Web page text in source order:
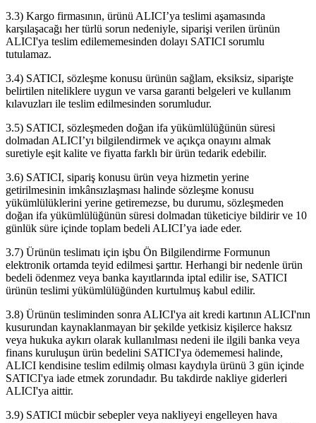
3.3) Kargo firmasının, ürünü ALICI’ya teslimi aşamasında
karşılaşacağı her türlü sorun nedeniyle, siparişi verilen ürünün
ALICI'ya teslim edilememesinden dolayı SATICI sorumlu
tutulamaz.
3.4) SATICI, sözleşme konusu ürünün sağlam, eksiksiz, siparişte
belirtilen niteliklere uygun ve varsa garanti belgeleri ve kullanım
kılavuzları ile teslim edilmesinden sorumludur.
3.5) SATICI, sözleşmeden doğan ifa yükümlülüğünün süresi
dolmadan ALICI’yı bilgilendirmek ve açıkça onayını almak
suretiyle eşit kalite ve fiyatta farklı bir ürün tedarik edebilir.
3.6) SATICI, sipariş konusu ürün veya hizmetin yerine
getirilmesinin imkânsızlaşması halinde sözleşme konusu
yükümlülüklerini yerine getiremezse, bu durumu, sözleşmeden
doğan ifa yükümlülüğünün süresi dolmadan tüketiciye bildirir ve 10
günlük süre içinde toplam bedeli ALICI’ya iade eder.
3.7) Ürünün teslimatı için işbu Ön Bilgilendirme Formunun
elektronik ortamda teyid edilmesi şarttır. Herhangi bir nedenle ürün
bedeli ödenmez veya banka kayıtlarında iptal edilir ise, SATICI
ürünün teslimi yükümlülüğünden kurtulmuş kabul edilir.
3.8) Ürünün tesliminden sonra ALICI'ya ait kredi kartının ALICI'nın
kusurundan kaynaklanmayan bir şekilde yetkisiz kişilerce haksız
veya hukuka aykırı olarak kullanılması nedeni ile ilgili banka veya
finans kuruluşun ürün bedelini SATICI'ya ödememesi halinde,
ALICI kendisine teslim edilmiş olması kaydıyla ürünü 3 gün içinde
SATICI'ya iade etmek zorundadır. Bu takdirde nakliye giderleri
ALICI'ya aittir.
3.9) SATICI mücbir sebepler veya nakliyeyi engelleyen hava